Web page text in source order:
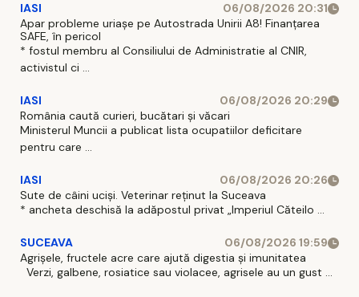
IASI
06/08/2026 20:31
Apar probleme uriașe pe Autostrada Unirii A8! Finanțarea
SAFE, în pericol
* fostul membru al Consiliului de Administratie al CNIR,
activistul ci ...
IASI
06/08/2026 20:29
România caută curieri, bucătari și văcari
Ministerul Muncii a publicat lista ocupatiilor deficitare
pentru care ...
IASI
06/08/2026 20:26
Sute de câini uciși. Veterinar reținut la Suceava
* ancheta deschisă la adăpostul privat „Imperiul Căteilo ...
SUCEAVA
06/08/2026 19:59
Agrișele, fructele acre care ajută digestia și imunitatea
Verzi, galbene, rosiatice sau violacee, agrisele au un gust ...